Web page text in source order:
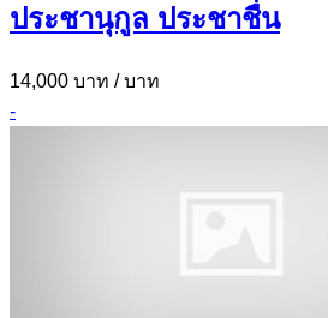
ประชานุกูล ประชาชื่น
14,000 บาท / บาท
-